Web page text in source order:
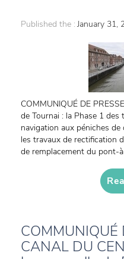
Published the : January 31,
COMMUNIQUÉ DE
de Tournai : la Phase 1
navigation aux péniches
les travaux de rectification
de remplacement du pont-
COMMUNIQUÉ
CANAL DU